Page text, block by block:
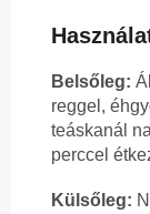
Belsőleg:
reggel,
teáskanál
perccel
Külsőleg: